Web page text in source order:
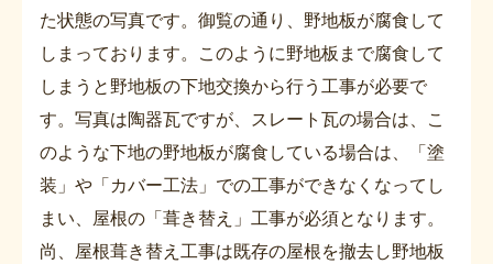
た状態の写真です。御覧の通り、野地板が腐食して
しまっております。このように野地板まで腐食して
しまうと野地板の下地交換から行う工事が必要で
す。写真は陶器瓦ですが、スレート瓦の場合は、こ
のような下地の野地板が腐食している場合は、「塗
装」や「カバー工法」での工事ができなくなってし
まい、屋根の「葺き替え」工事が必須となります。
尚、屋根葺き替え工事は既存の屋根を撤去し野地板